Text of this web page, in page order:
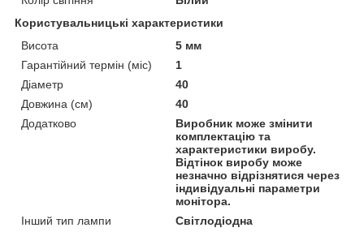
Користувальницькі характеристики
Висота
5 мм
Гарантійний термін (міс)
1
Діаметр
40
Довжина (см)
40
Додатково
Виробник може змінити
комплектацію та
характеристики виробу.
Відтінок виробу може
незначно відрізнятися через
індивідуальні параметри
монітора.
Інший тип лампи
Світлодіодна